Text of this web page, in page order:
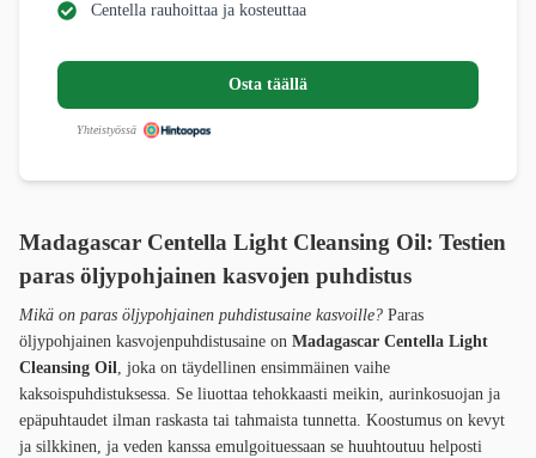
Centella rauhoittaa ja kosteuttaa
Osta täällä
Yhteistyössä
Madagascar Centella Light Cleansing Oil: Testien
paras öljypohjainen kasvojen puhdistus
Mikä on paras öljypohjainen puhdistusaine kasvoille? Paras
öljypohjainen kasvojenpuhdistusaine on Madagascar Centella Light
Cleansing Oil, joka on täydellinen ensimmäinen vaihe
kaksoispuhdistuksessa. Se liuottaa tehokkaasti meikin, aurinkosuojan ja
epäpuhtaudet ilman raskasta tai tahmaista tunnetta. Koostumus on kevyt
ja silkkinen, ja veden kanssa emulgoituessaan se huuhtoutuu helposti